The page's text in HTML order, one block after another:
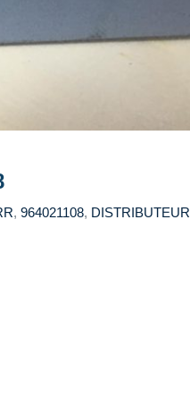
, 964021108, DISTRIBUTEUR